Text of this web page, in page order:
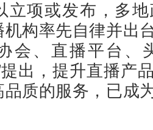
立项或发布，多
构率先自律并出
会、直播平台、
提出，提升直播产
品质的服务，已成